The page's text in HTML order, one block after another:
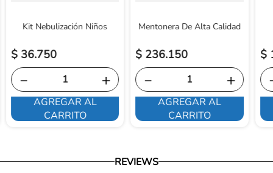
Kit Nebulización Niños
$ 36.750
＋
－
AGREGAR AL
CARRITO
Mentonera De Alta Calidad
$ 236.150
＋
－
AGREGAR AL
CARRITO
$
REVIEWS